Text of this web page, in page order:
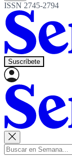
ISSN 2745-2794
Suscríbete